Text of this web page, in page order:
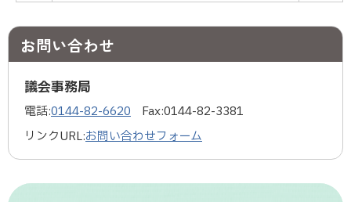
お問い合わせ
議会事務局
電話:0144-82-6620 Fax:0144-82-3381
リンクURL:お問い合わせフォーム